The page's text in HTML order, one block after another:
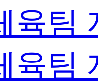
육팀
육팀